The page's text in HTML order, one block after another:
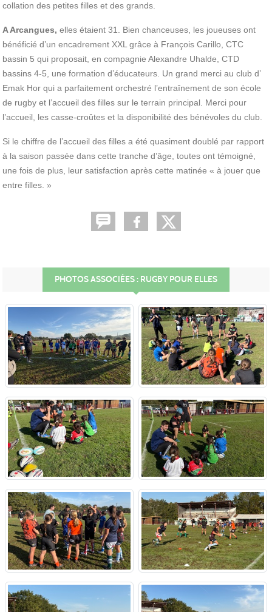
collation des petites filles et des grands.
A Arcangues, elles étaient 31. Bien chanceuses, les joueuses ont
bénéficié d’un encadrement XXL grâce à François Carillo, CTC
bassin 5 qui proposait, en compagnie Alexandre Uhalde, CTD
bassins 4-5, une formation d’éducateurs. Un grand merci au club d’
Emak Hor qui a parfaitement orchestré l’entraînement de son école
de rugby et l’accueil des filles sur le terrain principal. Merci pour
l’accueil, les casse-croûtes et la disponibilité des bénévoles du club.
Si le chiffre de l’accueil des filles a été quasiment doublé par rapport
à la saison passée dans cette tranche d’âge, toutes ont témoigné,
une fois de plus, leur satisfaction après cette matinée « à jouer que
entre filles. »
PHOTOS ASSOCIÉES : RUGBY POUR ELLES